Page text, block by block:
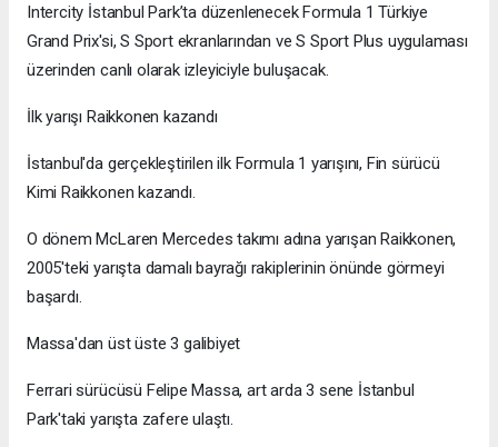
Intercity İstanbul Park’ta düzenlenecek Formula 1 Türkiye
Grand Prix'si, S Sport ekranlarından ve S Sport Plus uygulaması
üzerinden canlı olarak izleyiciyle buluşacak.
İlk yarışı Raikkonen kazandı
İstanbul'da gerçekleştirilen ilk Formula 1 yarışını, Fin sürücü
Kimi Raikkonen kazandı.
O dönem McLaren Mercedes takımı adına yarışan Raikkonen,
2005'teki yarışta damalı bayrağı rakiplerinin önünde görmeyi
başardı.
Massa'dan üst üste 3 galibiyet
Ferrari sürücüsü Felipe Massa, art arda 3 sene İstanbul
Park'taki yarışta zafere ulaştı.